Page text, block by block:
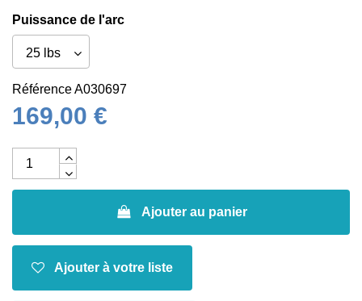
Puissance de l'arc
RéférenceA030697
169,00 €
Ajouter au panier